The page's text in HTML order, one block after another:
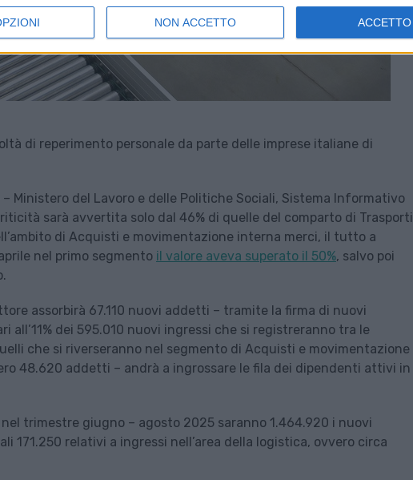
NON ACCETTO ACCETTO
di reperimento personale da parte delle imprese italiane di
Ministero del Lavoro e delle Politiche Sociali, Sistema Informativo
sarà avvertita solo dal 46% di quelle del comparto di Trasporti
di Acquisti e movimentazione interna merci, il tutto a
nel primo segmento il valore aveva superato il 50%, salvo poi
assorbirà 67.110 nuovi addetti – tramite la firma di nuovi
dei 595.010 nuovi ingressi che si registreranno tra le
che si riverseranno nel segmento di Acquisti e movimentazione
48.620 addetti – andrà a ingrossare le fila dei dipendenti attivi in
trimestre giugno – agosto 2025 saranno 1.464.920 i nuovi
171.250 relativi a ingressi nell’area della logistica, ovvero circa